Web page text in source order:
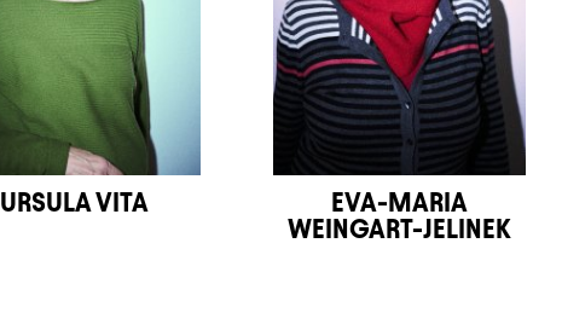
URSULA VITA
EVA-MARIA
WEINGART-JELINEK